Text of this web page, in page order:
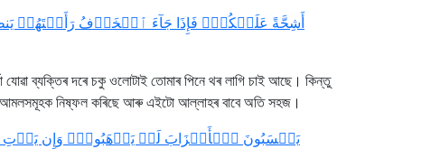
أَشِحَّةً عَلَيۡكُمۡۖ فَإِذَا جَآءَ ٱلۡخَوۡفُ رَأَيۡتَهُمۡ
ব্যক্তিৰ দৰে চকু ওলোটাই তোমাৰ পিনে থৰ লাগি চাই আছে। কিন্তু
আমলসমূহক নিষ্ফল কৰিছে আৰু এইটো আল্লাহৰ বাবে অতি সহজ।
يَحۡسَبُونَ ٱلۡأَحۡزَابَ لَمۡ يَذۡهَبُواْۖ وَإِن يَأۡتِ